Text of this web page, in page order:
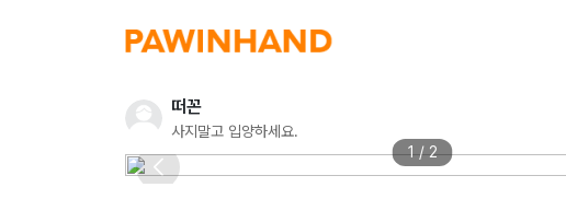
떠꼰
사지말고 입양하세요.
1 / 2